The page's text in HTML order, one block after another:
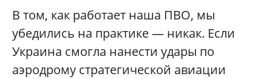
В том, как работает наша ПВО, мы
убедились на практике — никак. Если
Украина смогла нанести удары по
аэродрому стратегической авиации